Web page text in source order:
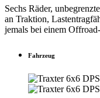
Sechs Räder,
an Traktion,
jemals bei einem
Fahrzeug